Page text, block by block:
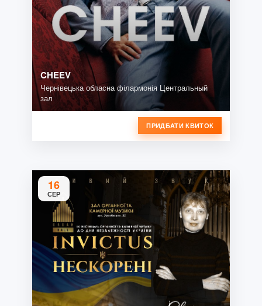
CHEEV
Чернівецька обласна філармонія Центральный
зал
ПРИДБАТИ КВИТОК
16
СЕР